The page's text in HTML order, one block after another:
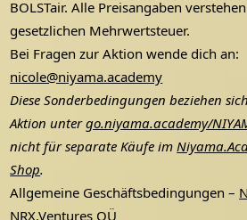
BOLSTair. Alle Preisangaben
gesetzlichen Mehrwertsteuer.
Bei Fragen zur Aktion wende dich an:
nicole@niyama.academy
Diese Sonderbedingungen beziehen
Aktion untergo.niyama.academy/
nicht für separate Käufe im
Shop.
Allgemeine Geschäftsbedingungen –
NRX.Ventures OÜ